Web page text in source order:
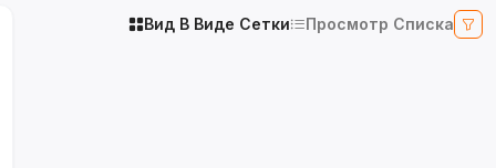
Вид В Виде Сетки Просмотр Списка